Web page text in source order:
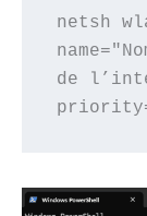
netsh
de